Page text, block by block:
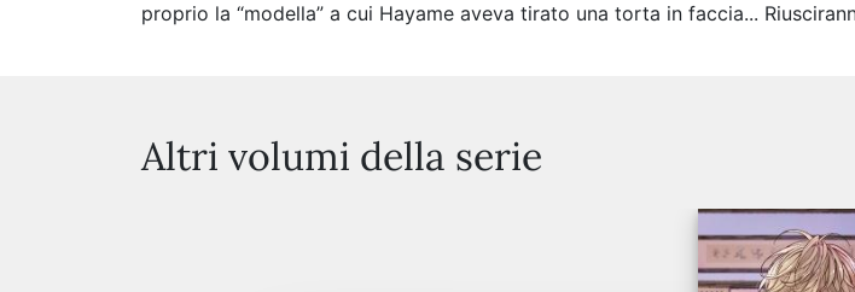
proprio la “modella” a cui Hayame aveva tirato una torta in faccia...
Altri volumi della serie